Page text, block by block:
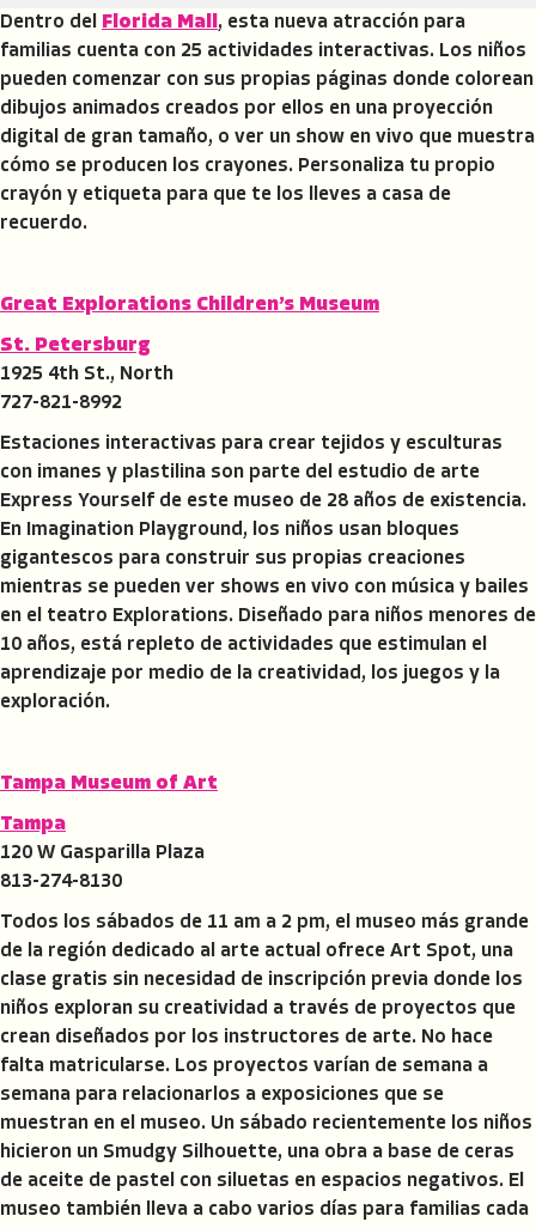
Dentro del Florida Mall , esta nueva atracción para
familias cuenta con 25 actividades interactivas. Los niños
pueden comenzar con sus propias páginas donde colorean
dibujos animados creados por ellos en una proyección
digital de gran tamaño, o ver un show en vivo que muestra
cómo se producen los crayones. Personaliza tu propio
crayón y etiqueta para que te los lleves a casa de
recuerdo.
Great Explorations Children’s Museum
St. Petersburg
1925 4th St., North
727-821-8992
Estaciones interactivas para crear tejidos y esculturas
con imanes y plastilina son parte del estudio de arte
Express Yourself de este museo de 28 años de existencia.
En Imagination Playground, los niños usan bloques
gigantescos para construir sus propias creaciones
mientras se pueden ver shows en vivo con música y bailes
en el teatro Explorations. Diseñado para niños menores de
10 años, está repleto de actividades que estimulan el
aprendizaje por medio de la creatividad, los juegos y la
exploración.
Tampa Museum of Art
Tampa
120 W Gasparilla Plaza
813-274-8130
Todos los sábados de 11 am a 2 pm, el museo más grande
de la región dedicado al arte actual ofrece Art Spot, una
clase gratis sin necesidad de inscripción previa donde los
niños exploran su creatividad a través de proyectos que
crean diseñados por los instructores de arte. No hace
falta matricularse. Los proyectos varían de semana a
semana para relacionarlos a exposiciones que se
muestran en el museo. Un sábado recientemente los niños
hicieron un Smudgy Silhouette, una obra a base de ceras
de aceite de pastel con siluetas en espacios negativos. El
museo también lleva a cabo varios días para familias cada